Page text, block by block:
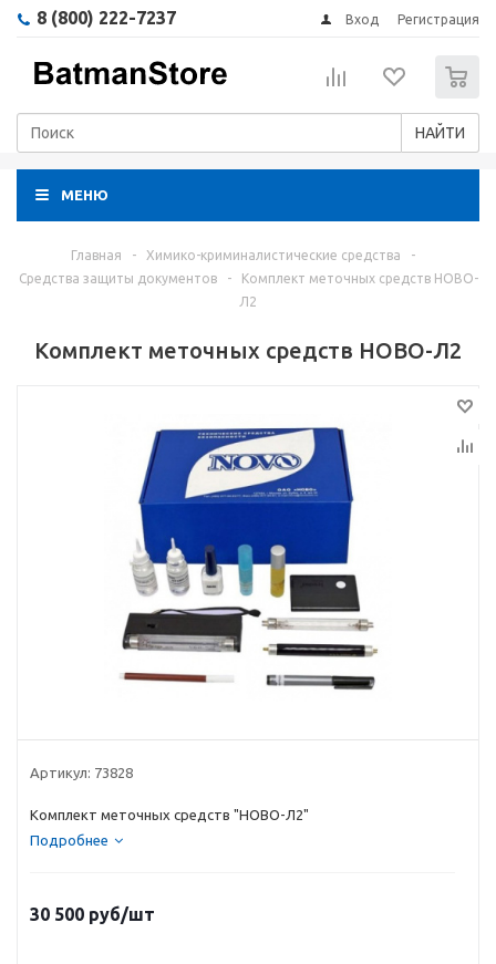
8 (800) 222-7237 Вход Регистрация
НАЙТИ
МЕНЮ
Главная - Химико-криминалистические средства
-
Средства защиты документов
-
Комплект меточных средств НОВО-
Л2
Комплект меточных средств НОВО-Л2
Артикул: 73828
Комплект меточных средств "НОВО-Л2"
Подробнее
30 500 руб/шт